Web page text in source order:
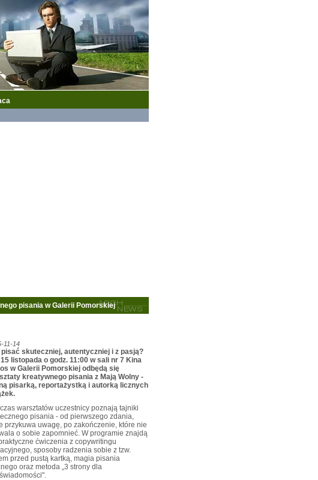
pisania w Galerii Pomorskiej
11-14
skuteczniej, autentyczniej i z pasją?
listopada o godz. 11:00 w sali nr 7 Kina
w Galerii Pomorskiej odbędą się
kreatywnego pisania z Mają Wolny -
pisarką, reportażystką i autorką licznych
warsztatów uczestnicy poznają tajniki
pisania - od pierwszego zdania,
przykuwa uwagę, po zakończenie, które nie
o sobie zapomnieć. W programie znajdą
ćwiczenia z copywritingu
sposoby radzenia sobie z tzw.
przed pustą kartką, magia pisania
oraz metoda „3 strony dla